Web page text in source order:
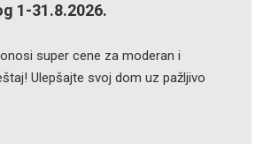
1-31.8.2026.
super cene za moderan i
Ulepšajte svoj dom uz pažljivo